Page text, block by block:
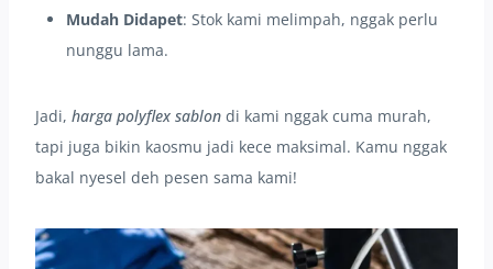
Mudah Didapet: Stok kami melimpah, nggak perlu
nunggu lama.
Jadi, harga polyflex sablon di kami nggak cuma murah,
tapi juga bikin kaosmu jadi kece maksimal. Kamu nggak
bakal nyesel deh pesen sama kami!